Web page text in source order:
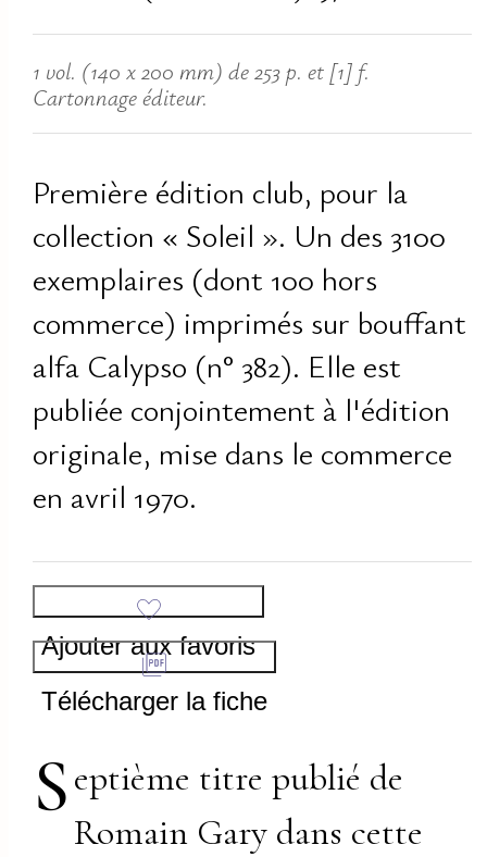
1 vol. (140 x 200 mm) de 253 p. et [1] f.
Cartonnage éditeur.
Première édition club, pour la
collection « Soleil ». Un des 3100
exemplaires (dont 100 hors
commerce) imprimés sur bouffant
alfa Calypso (n° 382). Elle est
publiée conjointement à l'édition
originale, mise dans le commerce
en avril 1970.
Ajouter aux favoris
Télécharger la fiche
Septième titre publié de
Romain Gary dans cette